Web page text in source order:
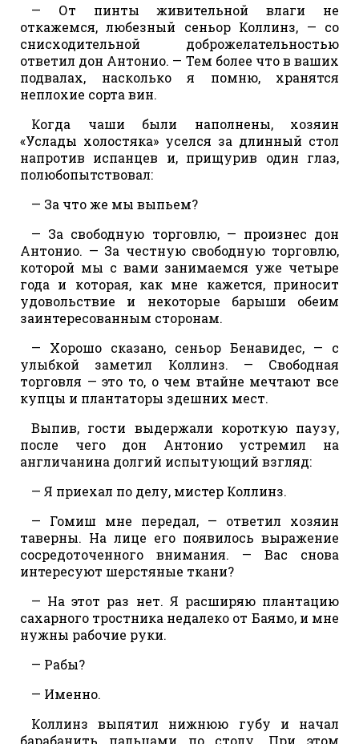
— От пинты живительной влаги не
откажемся, любезный сеньор Коллинз, — со
снисходительной доброжелательностью
ответил дон Антонио. — Тем более что в ваших
подвалах, насколько я помню, хранятся
неплохие сорта вин.
Когда чаши были наполнены, хозяин
«Услады холостяка» уселся за длинный стол
напротив испанцев и, прищурив один глаз,
полюбопытствовал:
— За что же мы выпьем?
— За свободную торговлю, — произнес дон
Антонио. — За честную свободную торговлю,
которой мы с вами занимаемся уже четыре
года и которая, как мне кажется, приносит
удовольствие и некоторые барыши обеим
заинтересованным сторонам.
— Хорошо сказано, сеньор Бенавидес, — с
улыбкой заметил Коллинз. — Свободная
торговля — это то, о чем втайне мечтают все
купцы и плантаторы здешних мест.
Выпив, гости выдержали короткую паузу,
после чего дон Антонио устремил на
англичанина долгий испытующий взгляд:
— Я приехал по делу, мистер Коллинз.
— Гомиш мне передал, — ответил хозяин
таверны. На лице его появилось выражение
сосредоточенного внимания. — Вас снова
интересуют шерстяные ткани?
— На этот раз нет. Я расширяю плантацию
сахарного тростника недалеко от Баямо, и мне
нужны рабочие руки.
— Рабы?
— Именно.
Коллинз выпятил нижнюю губу и начал
барабанить пальцами по столу. При этом